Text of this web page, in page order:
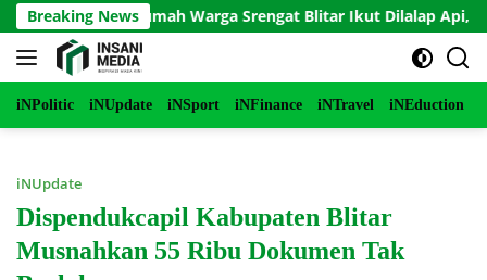
Langsung
ke
konten
Breaking News
Rumah Warga Srengat Blitar Ikut Dilalap Api, Segini
iNPolitic iNUpdate iNSport iNFinance iNTravel iNEduction
iNUpdate
Dispendukcapil Kabupaten Blitar
Musnahkan 55 Ribu Dokumen Tak